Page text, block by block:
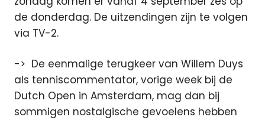
de donderdag. De uitzendingen zijn te volgen
via TV-2.
-> De eenmalige terugkeer van Willem Duys
als tenniscommentator, vorige week bij de
Dutch Open in Amsterdam, mag dan bij
sommigen nostalgische gevoelens hebben